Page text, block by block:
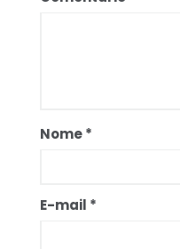
Nome*
E-mail *